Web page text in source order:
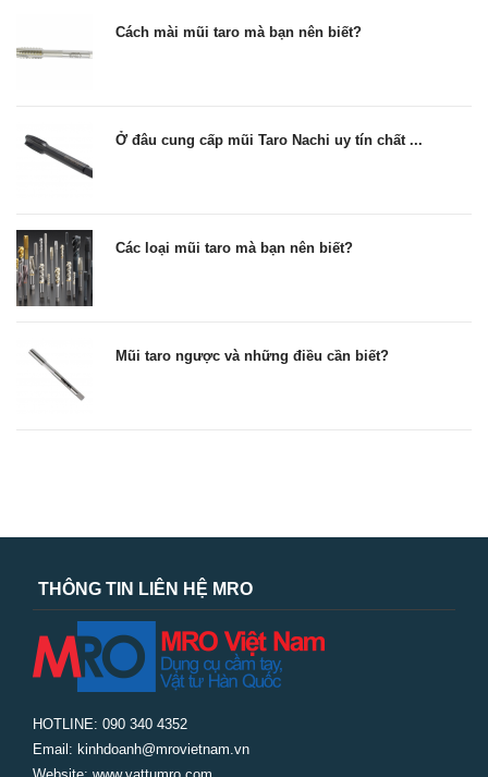
Cách mài mũi taro mà bạn nên biết?
Ở đâu cung cấp mũi Taro Nachi uy tín chất ...
Các loại mũi taro mà bạn nên biết?
Mũi taro ngược và những điều cần biết?
THÔNG TIN LIÊN HỆ MRO
HOTLINE: 090 340 4352
Email: kinhdoanh@mrovietnam.vn